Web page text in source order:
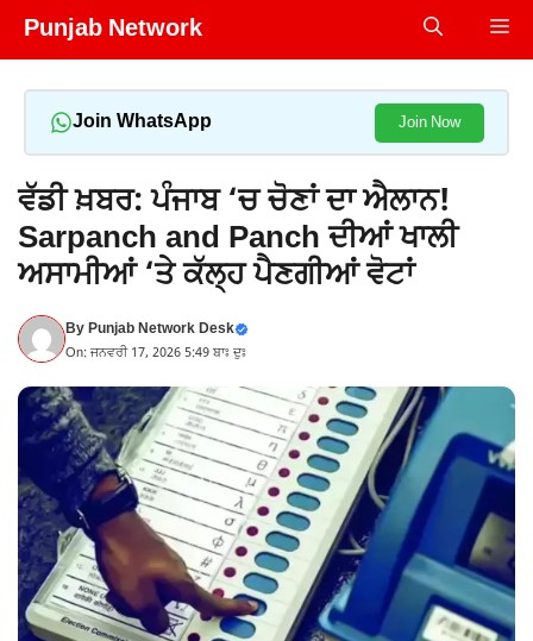
Skip
Punjab Network
Join WhatsApp Join Now
ਵੱਡੀ ਖ਼ਬਰ: ਪੰਜਾਬ ‘ਚ ਚੋਣਾਂ ਦਾ ਐਲਾਨ!
Sarpanch and Panch ਦੀਆਂ ਖਾਲੀ
ਅਸਾਮੀਆਂ ‘ਤੇ ਕੱਲ੍ਹ ਪੈਣਗੀਆਂ ਵੋਟਾਂ
ByPunjab Network Desk
On: ਜਨਵਰੀ 17, 2026 5:49 ਬਾਃ ਦੁਃ